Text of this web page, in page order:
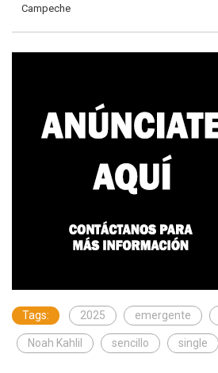
Campeche
Tags: 2025 emergente
Noah Kahlil sencillo single